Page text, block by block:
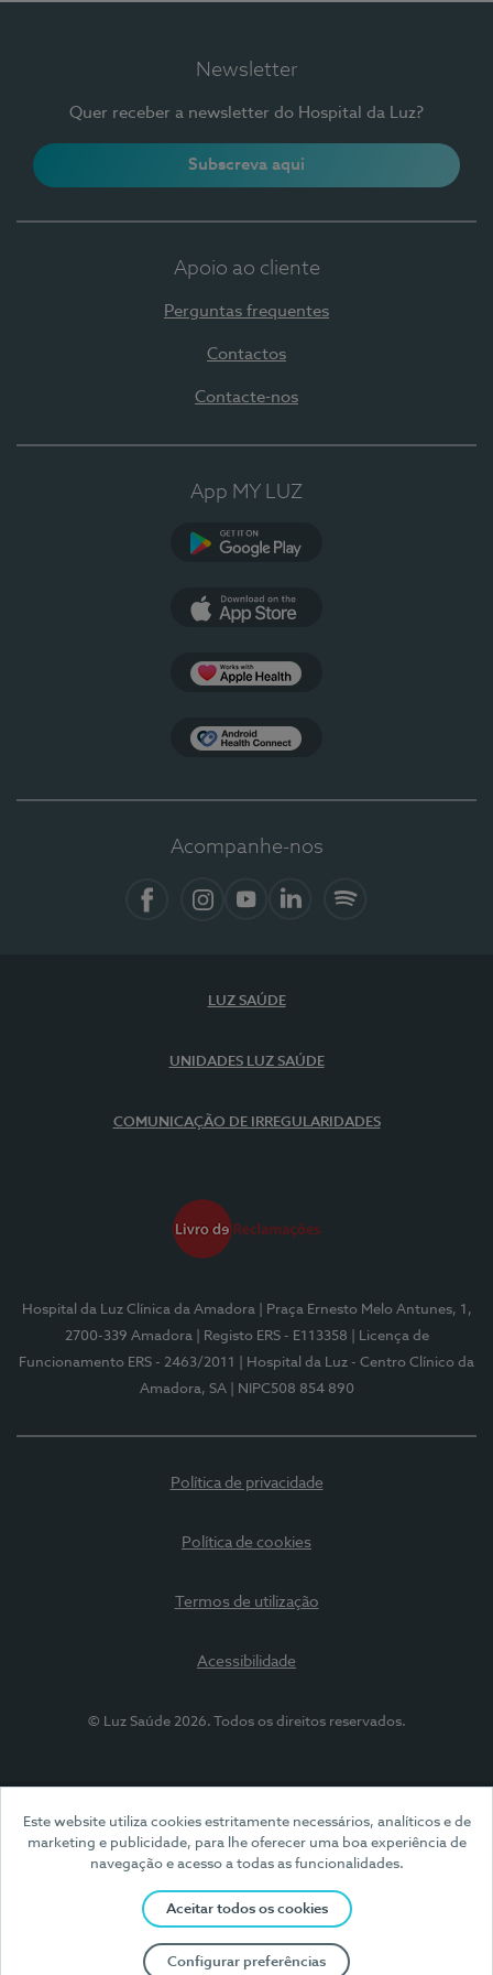
Este website utiliza cookies estritamente necessários, analíticos e de
marketing e publicidade, para lhe oferecer uma boa experiência de
navegação e acesso a todas as funcionalidades.
Aceitar todos os cookies
Configurar preferências
Newsletter
Quer receber a newsletter do Hospital da Luz?
Subscreva aqui
Apoio ao cliente
Perguntas frequentes
Contactos
Contacte-nos
App MY LUZ
Acompanhe-nos
LUZ SAÚDE
UNIDADES LUZ SAÚDE
COMUNICAÇÃO DE IRREGULARIDADES
Hospital da Luz Clínica da Amadora
| Praça Ernesto Melo Antunes, 1,
2700-339 Amadora
| Registo ERS - E113358
| Licença de
Funcionamento ERS - 2463/2011
| Hospital da Luz - Centro Clínico da
Amadora, SA
| NIPC508 854 890
Política de privacidade
Política de cookies
Termos de utilização
Acessibilidade
© Luz Saúde 2026. Todos os direitos reservados.